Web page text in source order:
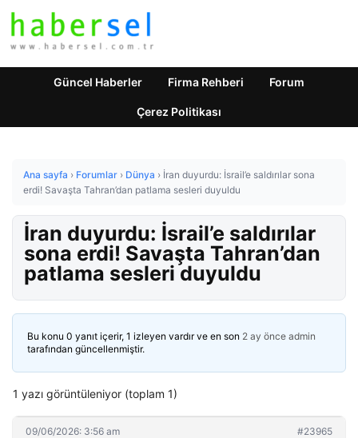
Güncel Haberler Firma Rehberi Forum
Çerez Politikası
Ana sayfa › Forumlar › Dünya › İran duyurdu: İsrail’e saldırılar sona
erdi! Savaşta Tahran’dan patlama sesleri duyuldu
İran duyurdu: İsrail’e saldırılar
sona erdi! Savaşta Tahran’dan
patlama sesleri duyuldu
Bu konu 0 yanıt içerir, 1 izleyen vardır ve en son 2 ay önce admin
tarafından güncellenmiştir.
1 yazı görüntüleniyor (toplam 1)
09/06/2026: 3:56 am #23965